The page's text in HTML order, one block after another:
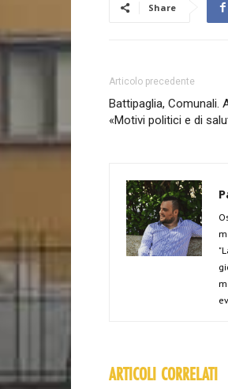
Share
Articolo precedente
Battipaglia, Comunali.
«Motivi politici e di
ARTICOLI CORRELATI